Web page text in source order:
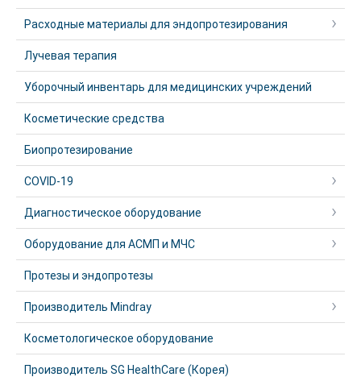
Расходные материалы для эндопротезирования
Лучевая терапия
Уборочный инвентарь для медицинских учреждений
Косметические средства
Биопротезирование
COVID-19
Диагностическое оборудование
Оборудование для АСМП и МЧС
Протезы и эндопротезы
Производитель Mindray
Косметологическое оборудование
Производитель SG HealthCare (Корея)